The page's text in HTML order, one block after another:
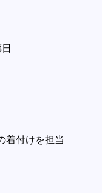
着付けを担当